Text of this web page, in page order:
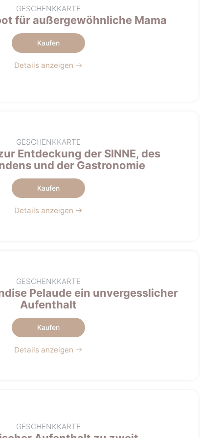
GESCHENKKARTE
für außergewöhnliche Mama
Kaufen
Details anzeigen
GESCHENKKARTE
Entdeckung der SINNE, des
und der Gastronomie
Kaufen
Details anzeigen
GESCHENKKARTE
Pelaude ein unvergesslicher
Aufenthalt
Kaufen
Details anzeigen
GESCHENKKARTE